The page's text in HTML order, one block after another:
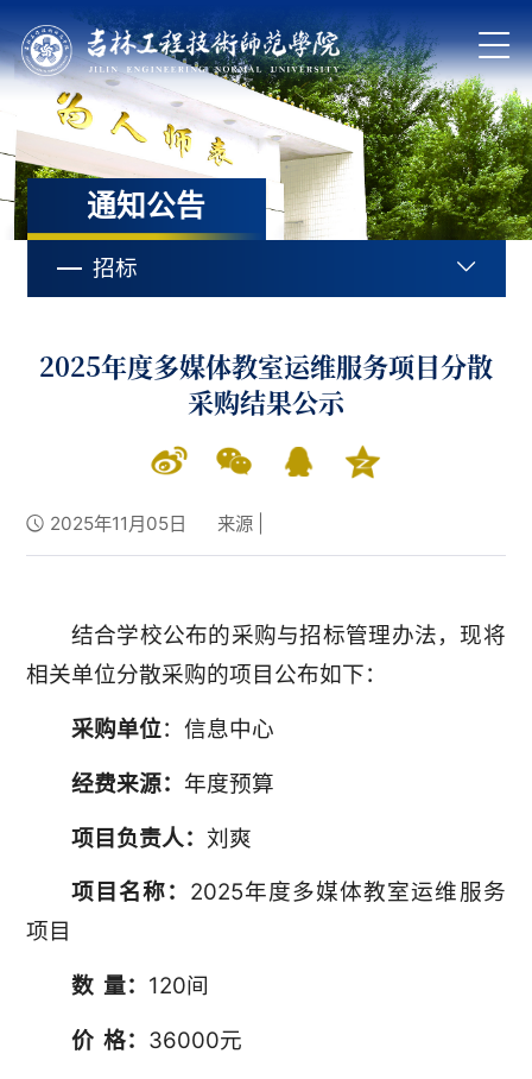
通知公告
招标
2025年度多媒体教室运维服务项目分散
采购结果公示
2025年11月05日 来源 |
结合学校公布的采购与招标管理办法，现将
相关单位分散采购的项目公布如下：
采购单位：信息中心
经费来源： 年度预算
项目负责人： 刘爽
项目名称： 2025年度多媒体教室运维服务
项目
数 量： 120间
价 格： 36000元